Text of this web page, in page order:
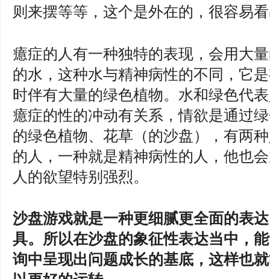
则来摆等等，这个是外在的，很容易
癔症的人有一种独特的表现，会用大
的水，这种水与精神病性的不同，它
时伴有大量的绿色植物。水和绿色代
癔症的性的冲动有关系，情欲是通过
的绿色植物、花草（的沙盘），有两
的人，一种就是精神病性的人，他也
人的欲望特别强烈。
沙盘游戏就是一种更细腻更全面的表
具。所以在沙盘的象征性表达当中，
询中呈现出问题成长的基底，这样也